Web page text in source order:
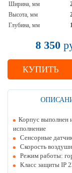
Ширина, мм
Высота, мм
Глубина, мм
8 350
КУПИТЬ
Корпус выполнен
исполнение
Сенсорные
Скорость
Режим работы:
Класс защиты IP